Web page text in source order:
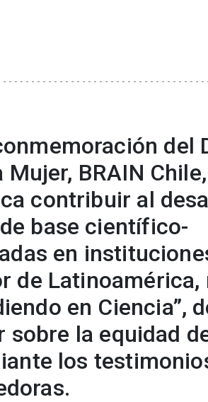
del
BRAIN Chile,
contribuir al
base científico-
en
de Latinoamérica,
en Ciencia”,
la equidad
los